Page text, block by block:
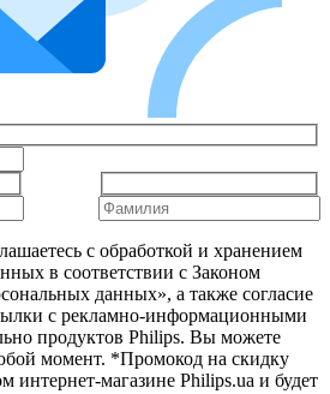
с обработкой и хранением
в соответствии с Законом
данных», а также согласие
с рекламно-информационными
продуктов Philips. Вы можете
момент. *Промокод на скидку
интернет-магазине Philips.ua и будет